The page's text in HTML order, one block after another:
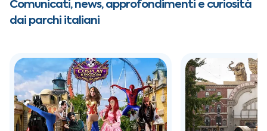
Comunicati, news, approfondimenti e curiosità
dai parchi italiani